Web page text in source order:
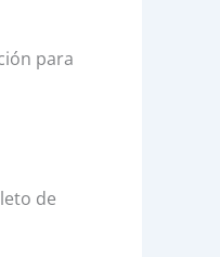
para
de